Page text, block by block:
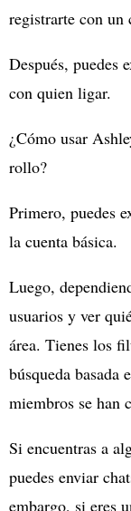
registrarte con
Después, puedes
con quien ligar.
¿Cómo usar
rollo?
Primero, puedes
la cuenta básica.
Luego,
usuarios y ver
área. Tienes los
búsqueda basada
miembros se han
Si encuentras a
puedes enviar
embargo, si eres